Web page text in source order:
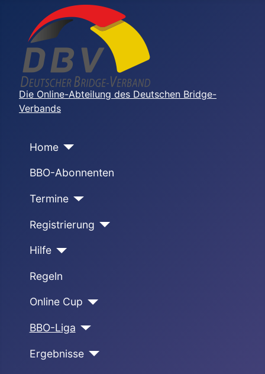
Die Online-Abteilung des Deutschen Bridge-
Verbands
Home
BBO-Abonnenten
Termine
Registrierung
Hilfe
Regeln
Online Cup
BBO-Liga
Ergebnisse